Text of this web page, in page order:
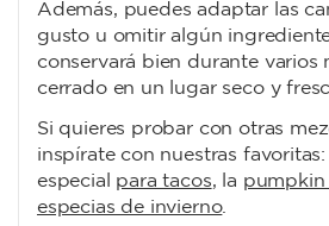
Además, puedes adaptar las
gusto u omitir algún
conservará bien durante varios
cerrado en un lugar seco y
Si quieres probar con otras
inspírate con nuestras favoritas:
especial para tacos, la pumpkin
especias de invierno.